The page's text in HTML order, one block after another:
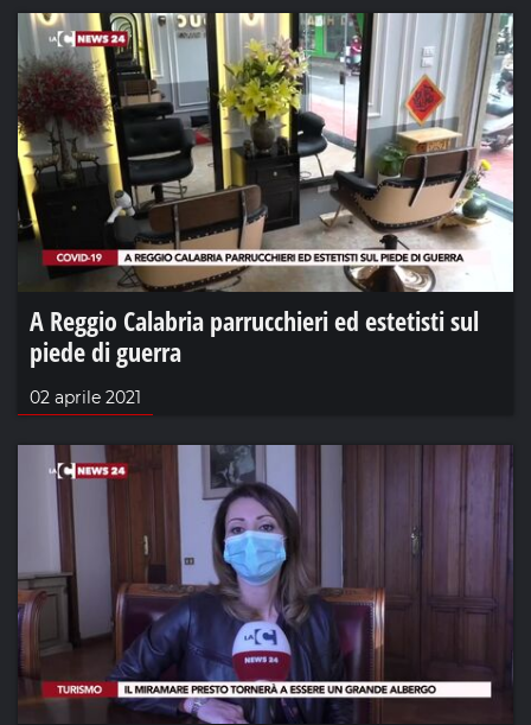
A Reggio Calabria parrucchieri ed estetisti sul
piede di guerra
02 aprile 2021